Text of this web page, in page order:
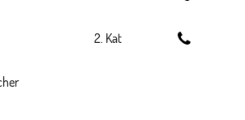
2. Kat